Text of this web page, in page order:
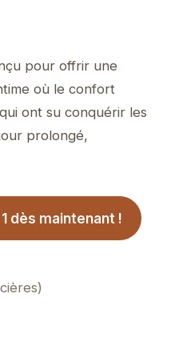
pour offrir une
où le confort
ont su conquérir les
prolongé,
dès maintenant !